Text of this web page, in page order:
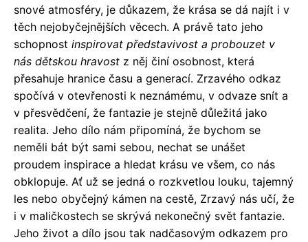
snové atmosféry, je důkazem, že krása se dá najít i v
těch nejobyčejnějších věcech. A právě tato jeho
schopnost inspirovat představivost a probouzet v
nás dětskou hravost z něj činí osobnost, která
přesahuje hranice času a generací. Zrzavého odkaz
spočívá v otevřenosti k neznámému, v odvaze snít a
v přesvědčení, že fantazie je stejně důležitá jako
realita. Jeho dílo nám připomíná, že bychom se
neměli bát být sami sebou, nechat se unášet
proudem inspirace a hledat krásu ve všem, co nás
obklopuje. Ať už se jedná o rozkvetlou louku, tajemný
les nebo obyčejný kámen na cestě, Zrzavý nás učí, že
i v maličkostech se skrývá nekonečný svět fantazie.
Jeho život a dílo jsou tak nadčasovým odkazem pro